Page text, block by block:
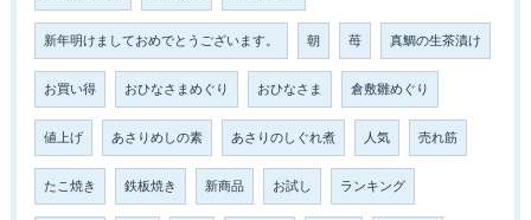
新年明けましておめでとうございます。 朝 苺 真鯛の生茶漬け
お買い得 おひなさまめぐり おひなさま 倉敷雛めぐり
値上げ あさりめしの素 あさりのしぐれ煮 人気 売れ筋
たこ焼き 鉄板焼き 新商品 お試し ランキング